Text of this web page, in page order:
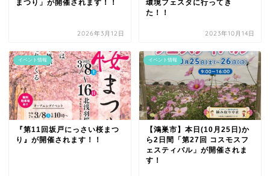
まつり」が開催されます！！
2026年3月12日
環境フェスタに行ってき
た！！
2023年10月14日
イベント情報
『第11回坂戸にっさい桜まつ
り』が開催されます！！
イベント情報
【鴻巣市】本日(10月25日)か
ら2日間「第27回 コスモスフ
ェスティバル」が開催されま
す！